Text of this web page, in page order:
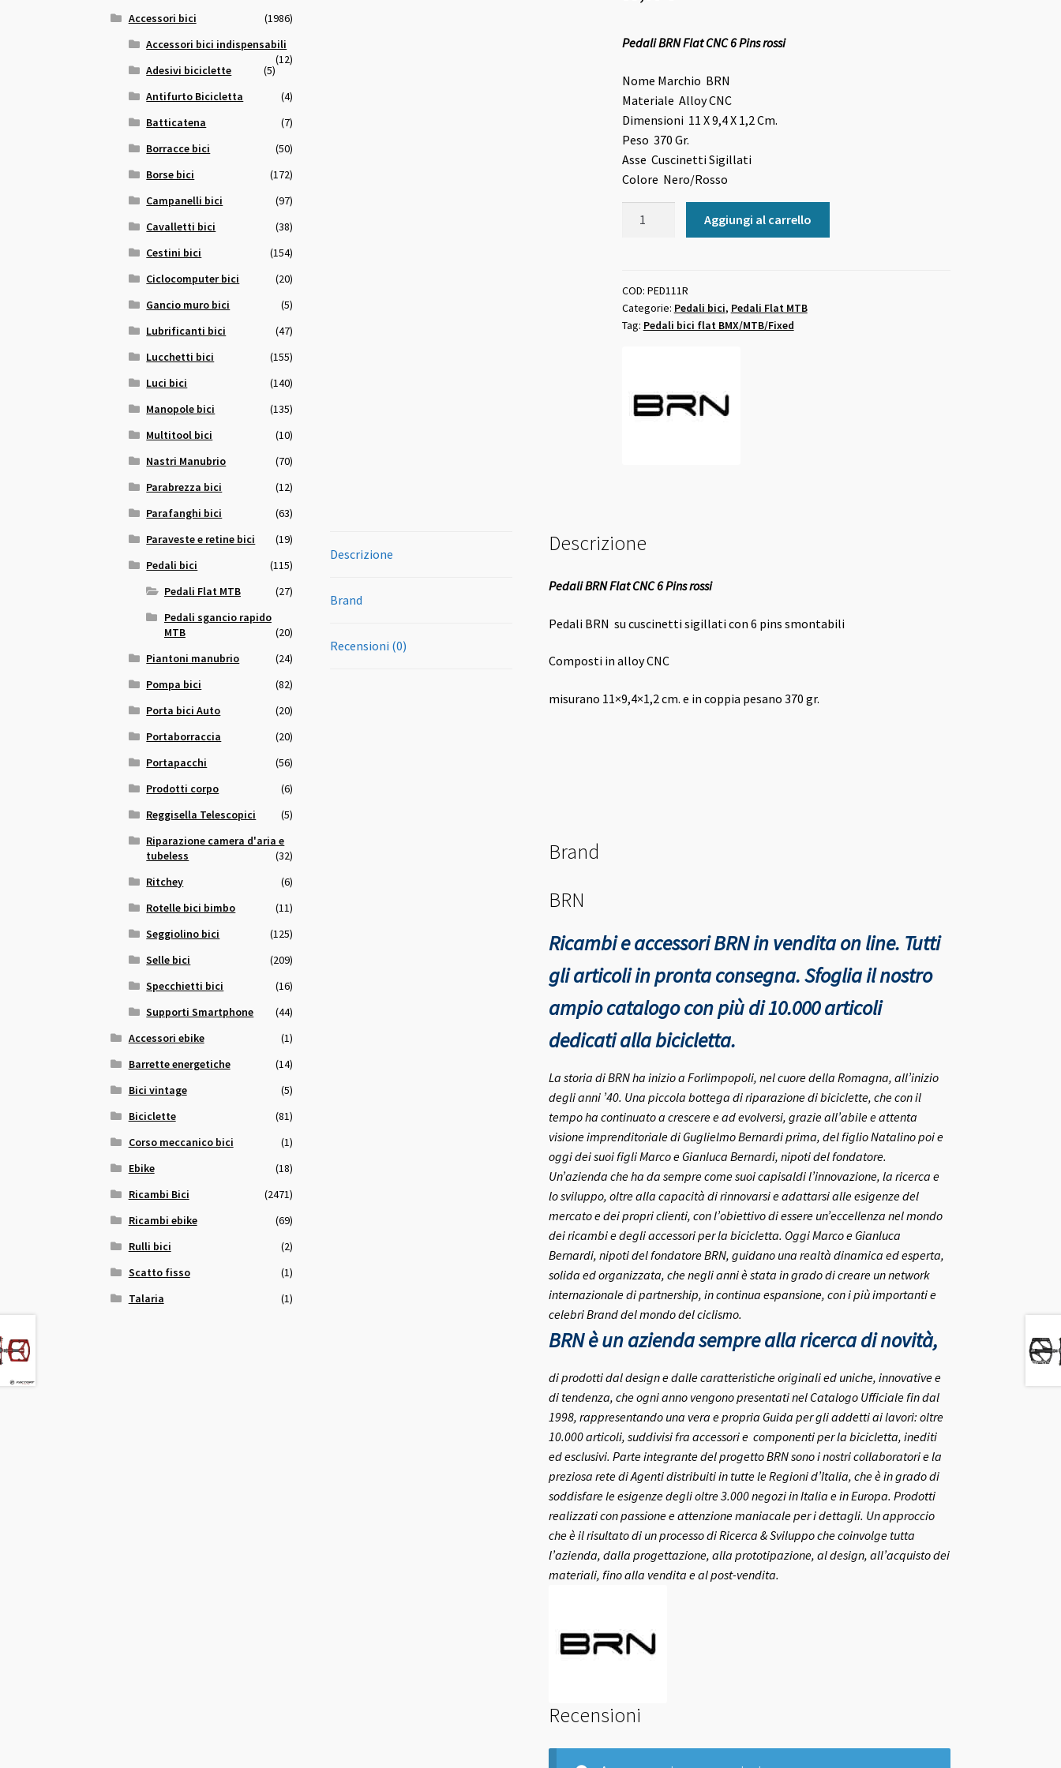
Pedali BRN Flat CNC 6 Pins rossi
Nome Marchio BRN
Materiale Alloy CNC
Dimensioni 11 X 9,4 X 1,2 Cm.
Peso 370 Gr.
Asse Cuscinetti Sigillati
Colore Nero/Rosso
6
Pins
rossi
Aggiungi al carrello
COD: PED111R
Categorie: Pedali bici, Pedali Flat MTB
Tag: Pedali bici flat BMX/MTB/Fixed
Descrizione
Brand
Recensioni (0)
Descrizione
Pedali BRN Flat CNC 6 Pins rossi
Pedali BRN su cuscinetti sigillati con 6 pins smontabili
Composti in alloy CNC
misurano 11×9,4×1,2 cm. e in coppia pesano 370 gr.
Brand
BRN
Ricambi e accessori BRN in vendita on line. Tutti
gli articoli in pronta consegna.Sfoglia il nostro
ampio catalogo con più di 10.000 articoli
dedicati alla bicicletta.
La storia di BRN ha inizio a Forlimpopoli, nel cuore della Romagna, all’inizio
degli anni ’40. Una piccola bottega di riparazione di biciclette, che con il
tempo ha continuato a crescere e ad evolversi, grazie all’abile e attenta
visione imprenditoriale di Guglielmo Bernardi prima, del figlio Natalino poi e
oggi dei suoi figli Marco e Gianluca Bernardi, nipoti del fondatore.
Un’azienda che ha da sempre come suoi capisaldi l’innovazione, la ricerca e
lo sviluppo, oltre alla capacità di rinnovarsi e adattarsi alle esigenze del
mercato e dei propri clienti, con l’obiettivo di essere un’eccellenza nel mondo
dei ricambi e degli accessori per la bicicletta. Oggi Marco e Gianluca
Bernardi, nipoti del fondatore BRN, guidano una realtà dinamica ed esperta,
solida ed organizzata, che negli anni è stata in grado di creare un network
internazionale di partnership, in continua espansione, con i più importanti e
celebri Brand del mondo del ciclismo.
BRN è un azienda sempre alla ricerca di novità,
di prodotti dal design e dalle caratteristiche originali ed uniche, innovative e
di tendenza, che ogni anno vengono presentati nel Catalogo Ufficiale fin dal
1998, rappresentando una vera e propria Guida per gli addetti ai lavori: oltre
10.000 articoli, suddivisi fra accessori e componenti per la bicicletta, inediti
ed esclusivi. Parte integrante del progetto BRN sono i nostri collaboratori e la
preziosa rete di Agenti distribuiti in tutte le Regioni d’Italia, che è in grado di
soddisfare le esigenze degli oltre 3.000 negozi in Italia e in Europa. Prodotti
realizzati con passione e attenzione maniacale per i dettagli. Un approccio
che è il risultato di un processo di Ricerca & Sviluppo che coinvolge tutta
l’azienda, dalla progettazione, alla prototipazione, al design, all’acquisto dei
materiali, fino alla vendita e al post-vendita.
Recensioni
Accessori bici
(1986)
Accessori bici indispensabili
(12)
Adesivi biciclette
(5)
Antifurto Bicicletta
(4)
Batticatena
(7)
Borracce bici
(50)
Borse bici
(172)
Campanelli bici
(97)
Cavalletti bici
(38)
Cestini bici
(154)
Ciclocomputer bici
(20)
Gancio muro bici
(5)
Lubrificanti bici
(47)
Lucchetti bici
(155)
Luci bici
(140)
Manopole bici
(135)
Multitool bici
(10)
Nastri Manubrio
(70)
Parabrezza bici
(12)
Parafanghi bici
(63)
Paraveste e retine bici
(19)
Pedali bici
(115)
Pedali Flat MTB
(27)
Pedali sgancio rapido
MTB
(20)
Piantoni manubrio
(24)
Pompa bici
(82)
Porta bici Auto
(20)
Portaborraccia
(20)
Portapacchi
(56)
Prodotti corpo
(6)
Reggisella Telescopici
(5)
Riparazione camera d'aria e
tubeless
(32)
Ritchey
(6)
Rotelle bici bimbo
(11)
Seggiolino bici
(125)
Selle bici
(209)
Specchietti bici
(16)
Supporti Smartphone
(44)
Accessori ebike
(1)
Barrette energetiche
(14)
Bici vintage
(5)
Biciclette
(81)
Corso meccanico bici
(1)
Ebike
(18)
Ricambi Bici
(2471)
Ricambi ebike
(69)
Rulli bici
(2)
Scatto fisso
(1)
Talaria
(1)